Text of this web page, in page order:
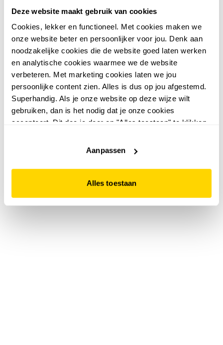
Deze website maakt gebruik van cookies
Cookies, lekker en functioneel. Met cookies maken we
onze website beter en persoonlijker voor jou. Denk aan
noodzakelijke cookies die de website goed laten werken
en analytische cookies waarmee we de website
verbeteren. Met marketing cookies laten we jou
persoonlijke content zien. Alles is dus op jou afgestemd.
Superhandig. Als je onze website op deze wijze wilt
gebruiken, dan is het nodig dat je onze cookies
accepteert. Dit doe je door op "Alles toestaan" te klikken.
website niet optimaal functioneert.
Aanpassen
Alles toestaan